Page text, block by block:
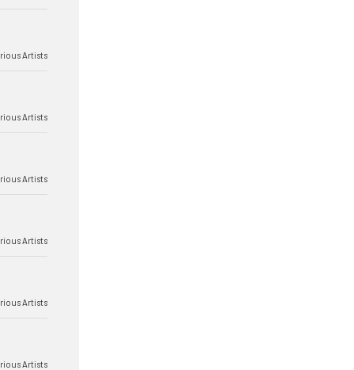
Artists
Artists
Artists
Artists
Artists
Artists